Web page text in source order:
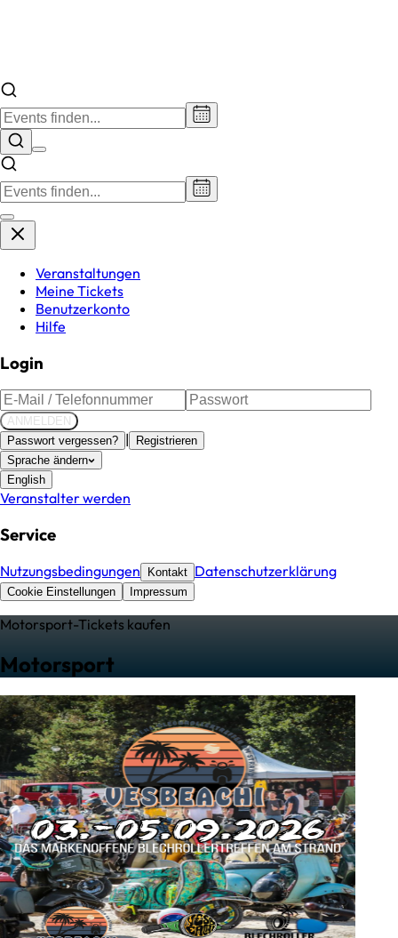
Veranstaltungen
Meine Tickets
Benutzerkonto
Hilfe
Login
ANMELDEN
Passwort vergessen? |
Registrieren
Sprache ändern
English
Veranstalter werden
Service
Nutzungsbedingungen Kontakt Datenschutzerklärung
Cookie Einstellungen Impressum
Motorsport-Tickets kaufen
Motorsport